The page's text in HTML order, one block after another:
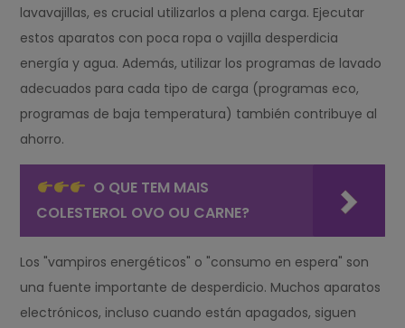
lavavajillas, es crucial utilizarlos a plena carga. Ejecutar
estos aparatos con poca ropa o vajilla desperdicia
energía y agua. Además, utilizar los programas de lavado
adecuados para cada tipo de carga (programas eco,
programas de baja temperatura) también contribuye al
ahorro.
O QUE TEM MAIS
COLESTEROL OVO OU CARNE?
Los "vampiros energéticos" o "consumo en espera" son
una fuente importante de desperdicio. Muchos aparatos
electrónicos, incluso cuando están apagados, siguen